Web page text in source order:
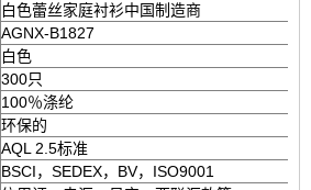
白色蕾丝家庭衬衫中国制造商
AGNX-B1827
白色
300只
100％涤纶
环保的
AQL 2.5标准
BSCI，SEDEX，BV，ISO9001